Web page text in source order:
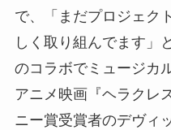
で、「まだプロジェク
しく取り組んでます」
のコラボでミュージカ
アニメ映画『ヘラクレ
ニー賞受賞者のデヴィ